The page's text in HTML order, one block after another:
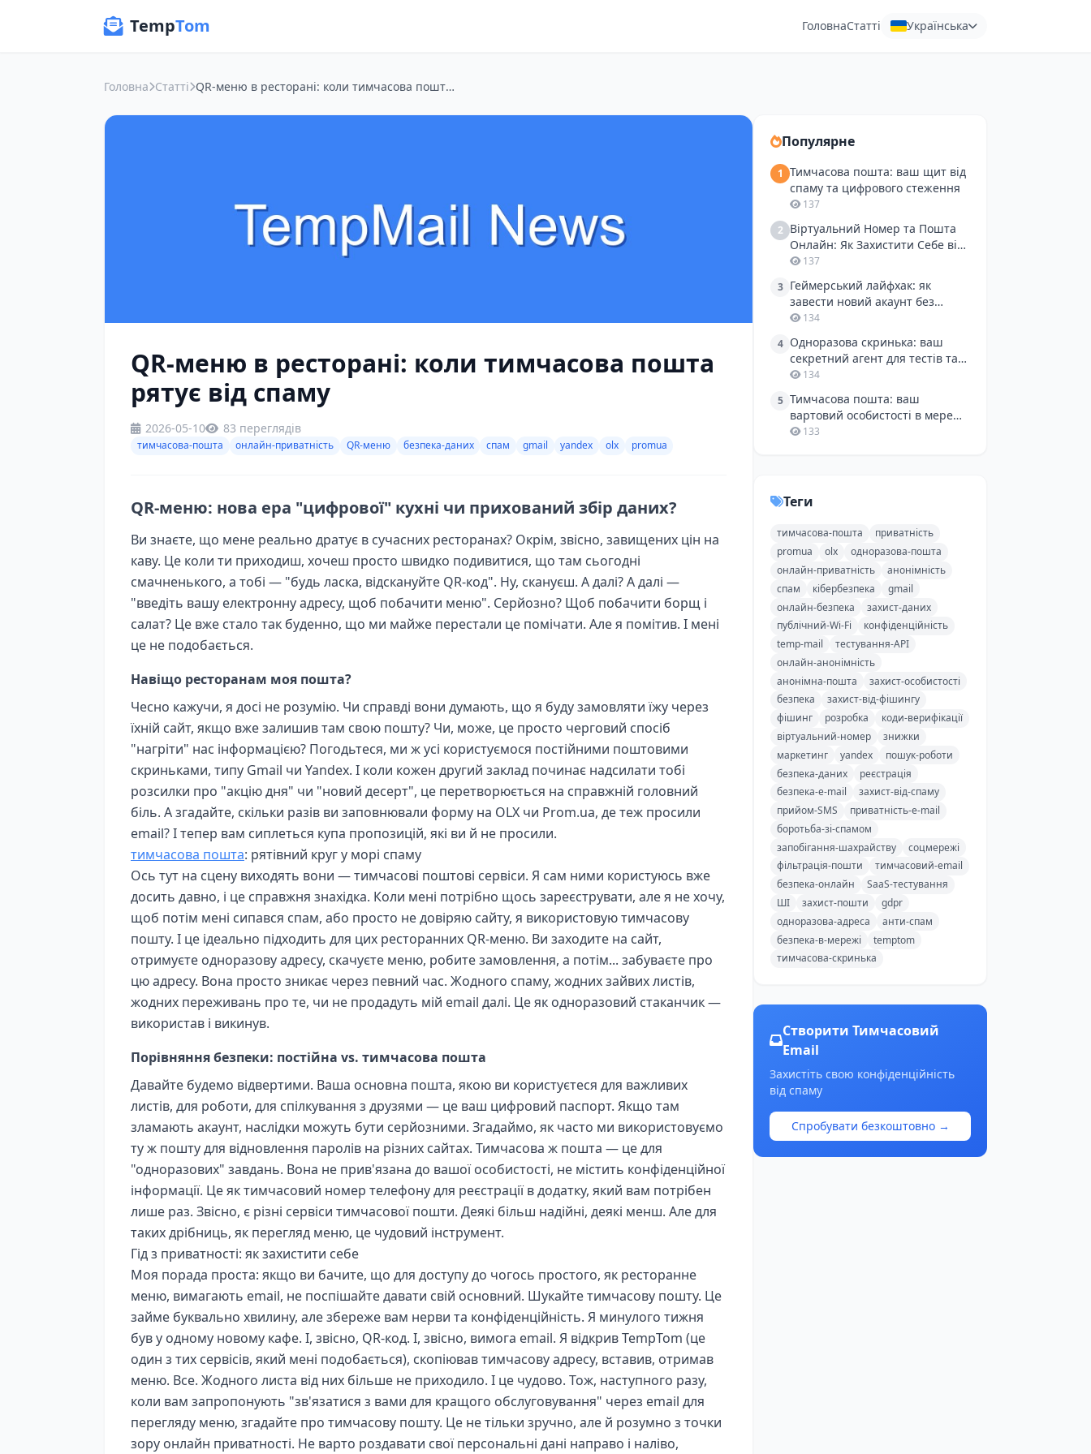
TempTom ГоловнаСтатті Українська
Головна Статті QR-меню в ресторані: коли тимчасова пошта рятує від спаму
QR-меню в ресторані: коли тимчасова пошта
рятує від спаму
2026-05-10 83 переглядів
тимчасова-пошта онлайн-приватність QR-меню безпека-даних спам gmail yandex olx promua
QR-меню: нова ера "цифрової" кухні чи прихований збір даних?
Ви знаєте, що мене реально дратує в сучасних ресторанах? Окрім, звісно, завищених цін на
каву. Це коли ти приходиш, хочеш просто швидко подивитися, що там сьогодні
смачненького, а тобі — "будь ласка, відскануйте QR-код". Ну, скануєш. А далі? А далі —
"введіть вашу електронну адресу, щоб побачити меню". Серйозно? Щоб побачити борщ і
салат? Це вже стало так буденно, що ми майже перестали це помічати. Але я помітив. І мені
це не подобається.
Навіщо ресторанам моя пошта?
Чесно кажучи, я досі не розумію. Чи справді вони думають, що я буду замовляти їжу через
їхній сайт, якщо вже залишив там свою пошту? Чи, може, це просто черговий спосіб
"нагріти" нас інформацією? Погодьтеся, ми ж усі користуємося постійними поштовими
скриньками, типу Gmail чи Yandex. І коли кожен другий заклад починає надсилати тобі
розсилки про "акцію дня" чи "новий десерт", це перетворюється на справжній головний
біль. А згадайте, скільки разів ви заповнювали форму на OLX чи Prom.ua, де теж просили
email? І тепер вам сиплеться купа пропозицій, які ви й не просили.
тимчасова пошта: рятівний круг у морі спаму
Ось тут на сцену виходять вони — тимчасові поштові сервіси. Я сам ними користуюсь вже
досить давно, і це справжня знахідка. Коли мені потрібно щось зареєструвати, але я не хочу,
щоб потім мені сипався спам, або просто не довіряю сайту, я використовую тимчасову
пошту. І це ідеально підходить для цих ресторанних QR-меню. Ви заходите на сайт,
отримуєте одноразову адресу, скачуєте меню, робите замовлення, а потім... забуваєте про
цю адресу. Вона просто зникає через певний час. Жодного спаму, жодних зайвих листів,
жодних переживань про те, чи не продадуть мій email далі. Це як одноразовий стаканчик —
використав і викинув.
Порівняння безпеки: постійна vs. тимчасова пошта
Давайте будемо відвертими. Ваша основна пошта, якою ви користуєтеся для важливих
листів, для роботи, для спілкування з друзями — це ваш цифровий паспорт. Якщо там
зламають акаунт, наслідки можуть бути серйозними. Згадаймо, як часто ми використовуємо
ту ж пошту для відновлення паролів на різних сайтах. Тимчасова ж пошта — це для
"одноразових" завдань. Вона не прив'язана до вашої особистості, не містить конфіденційної
інформації. Це як тимчасовий номер телефону для реєстрації в додатку, який вам потрібен
лише раз. Звісно, є різні сервіси тимчасової пошти. Деякі більш надійні, деякі менш. Але для
таких дрібниць, як перегляд меню, це чудовий інструмент.
Гід з приватності: як захистити себе
Моя порада проста: якщо ви бачите, що для доступу до чогось простого, як ресторанне
меню, вимагають email, не поспішайте давати свій основний. Шукайте тимчасову пошту. Це
займе буквально хвилину, але збереже вам нерви та конфіденційність. Я минулого тижня
був у одному новому кафе. І, звісно, QR-код. І, звісно, вимога email. Я відкрив TempTom (це
один з тих сервісів, який мені подобається), скопіював тимчасову адресу, вставив, отримав
меню. Все. Жодного листа від них більше не приходило. І це чудово. Тож, наступного разу,
коли вам запропонують "зв'язатися з вами для кращого обслуговування" через email для
перегляду меню, згадайте про тимчасову пошту. Це не тільки зручно, але й розумно з точки
зору онлайн приватності. Не варто роздавати свої персональні дані направо і наліво,
Популярне
1 Тимчасова пошта: ваш щит від
спаму та цифрового стеження
137
2 Віртуальний Номер та Пошта
Онлайн: Як Захистити Себе від
Спаму при Онлайн-Покупках
137
3 Геймерський лайфхак: як
завести новий акаунт без
спаму і зайвих клопотів
134
4 Одноразова скринька: ваш
секретний агент для тестів та
захисту від спаму
134
5 Тимчасова пошта: ваш
вартовий особистості в мережі,
особливо для розробників
133
Теги
тимчасова-пошта
приватність
promua
olx
одноразова-пошта
онлайн-приватність
анонімність
спам
кібербезпека
gmail
онлайн-безпека
захист-даних
публічний-Wi-Fi
конфіденційність
temp-mail
тестування-API
онлайн-анонімність
анонімна-пошта
захист-особистості
безпека
захист-від-фішингу
фішинг
розробка
коди-верифікації
віртуальний-номер
знижки
маркетинг
yandex
пошук-роботи
безпека-даних
реєстрація
безпека-e-mail
захист-від-спаму
прийом-SMS
приватність-e-mail
боротьба-зі-спамом
запобігання-шахрайству
соцмережі
фільтрація-пошти
тимчасовий-email
безпека-онлайн
SaaS-тестування
ШІ
захист-пошти
gdpr
одноразова-адреса
анти-спам
безпека-в-мережі
temptom
тимчасова-скринька
Створити Тимчасовий
Email
Захистіть свою конфіденційність
від спаму
Спробувати безкоштовно →